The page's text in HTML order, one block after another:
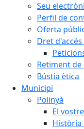
Seu
Perfil de
Oferta
Dret
Retiment
Bústia ètica
Municipi
Polinyà
El